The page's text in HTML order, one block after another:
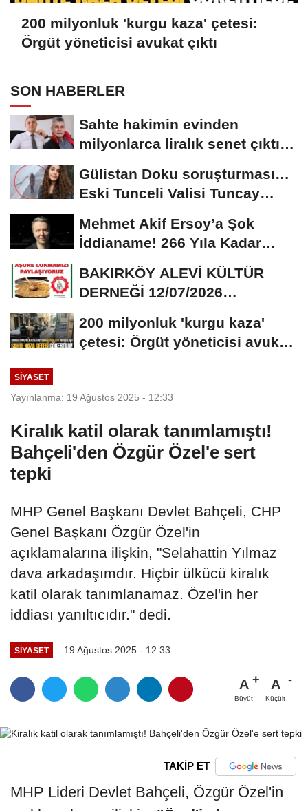
200 milyonluk 'kurgu kaza' çetesi:
Örgüt yöneticisi avukat çıktı
SON HABERLER
Sahte hakimin evinden
milyonlarca liralık senet çıktı:
Gülistan Doku soruşturması…
Eski Tunceli Valisi Tuncay
Mehmet Akif Ersoy’a Şok
İddianame! 266 Yıla Kadar
Hapis Talebi
BAKIRKÖY ALEVİ KÜLTÜR
DERNEĞİ 12/07/2026
DAVETİNE...
200 milyonluk 'kurgu kaza'
çetesi: Örgüt yöneticisi avukat
SIYASET
Yayınlanma: 19 Ağustos 2025 - 12:33
Kiralık katil olarak tanımlamıştı!
Bahçeli'den Özgür Özel'e sert
tepki
MHP Genel Başkanı Devlet Bahçeli, CHP
Genel Başkanı Özgür Özel'in
açıklamalarına ilişkin, "Selahattin Yılmaz
dava arkadaşımdır. Hiçbir ülkücü kiralık
katil olarak tanımlanamaz. Özel'in her
iddiası yanıltıcıdır." dedi.
SIYASET 19 Ağustos 2025 - 12:33
A
Büyüt
A
Küçült
TAKİP ET
MHP Lideri Devlet Bahçeli, Özgür Özel'in